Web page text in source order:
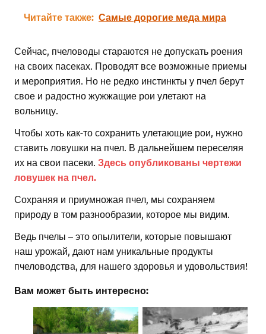
Читайте также: Самые дорогие меда мира
Сейчас, пчеловоды стараются не допускать роения
на своих пасеках. Проводят все возможные приемы
и мероприятия. Но не редко инстинкты у пчел берут
свое и радостно жужжащие рои улетают на
вольницу.
Чтобы хоть как-то сохранить улетающие рои, нужно
ставить ловушки на пчел. В дальнейшем переселяя
их на свои пасеки. Здесь опубликованы чертежи
ловушек на пчел.
Сохраняя и приумножая пчел, мы сохраняем
природу в том разнообразии, которое мы видим.
Ведь пчелы – это опылители, которые повышают
наш урожай, дают нам уникальные продукты
пчеловодства, для нашего здоровья и удовольствия!
Вам может быть интересно: